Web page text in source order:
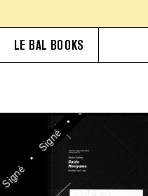
LE BAL BOOKS
•
Signé
•
Signé
Signé